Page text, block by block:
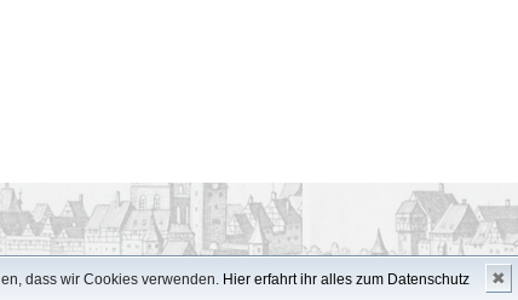
dass wir Cookies verwenden. Hier erfahrt ihr alles zum Datenschutz ✖